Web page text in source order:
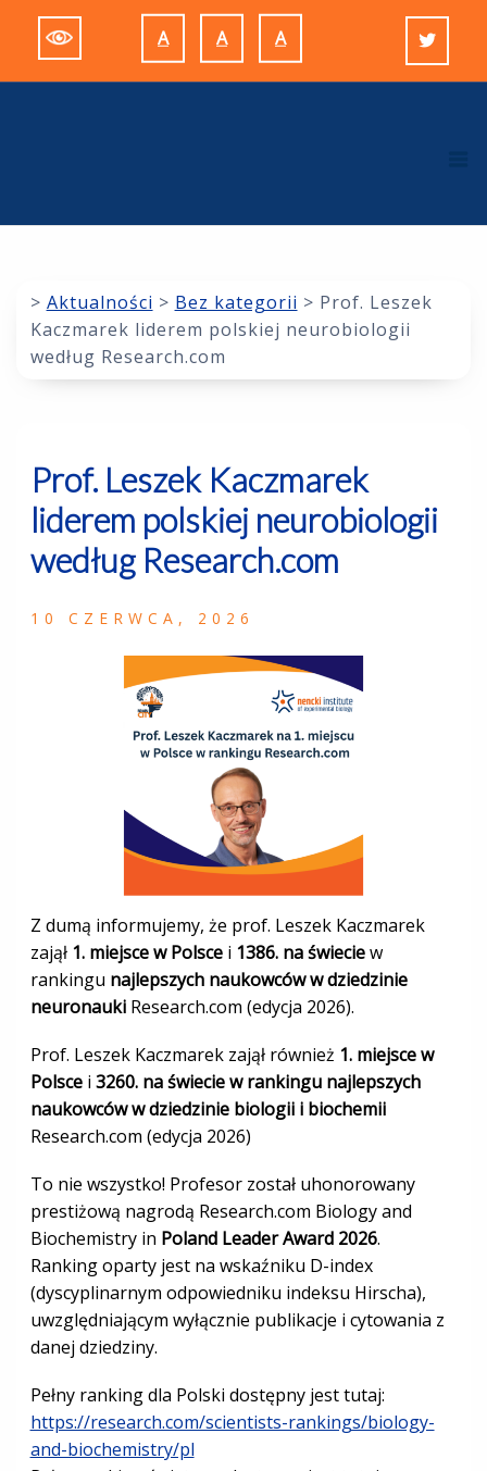
content
ADecrease
font
AReset
font
AIncrease
font
> Aktualności > Bez kategorii > Prof. Leszek
Kaczmarek liderem polskiej neurobiologii
według Research.com
Prof. Leszek Kaczmarek
liderem polskiej neurobiologii
według Research.com
10 CZERWCA, 2026
Z dumą informujemy, że prof. Leszek Kaczmarek
zajął 1. miejsce w Polscei 1386. na świeciew
rankingu najlepszych naukowców w dziedzinie
neuronaukiResearch.com (edycja 2026).
Prof. Leszek Kaczmarek zajął również 1. miejsce w
Polscei 3260. na świecie w rankingu najlepszych
naukowców w dziedzinie biologii i biochemii
Research.com (edycja 2026)
To nie wszystko! Profesor został uhonorowany
prestiżową nagrodą Research.com Biology and
Biochemistry in Poland Leader Award 2026.
Ranking oparty jest na wskaźniku D-index
(dyscyplinarnym odpowiedniku indeksu Hirscha),
uwzględniającym wyłącznie publikacje i cytowania z
danej dziedziny.
Pełny ranking dla Polski dostępny jest tutaj:
https://research.com/scientists-rankings/biology-
and-biochemistry/pl